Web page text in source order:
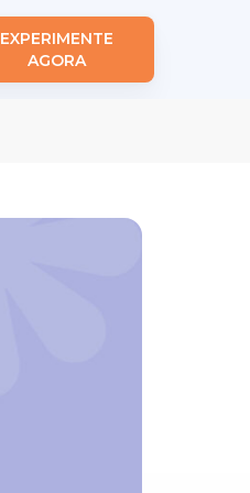
EXPERIMENTE
AGORA